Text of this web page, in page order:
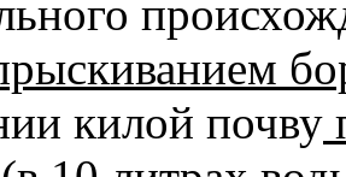
килой почву